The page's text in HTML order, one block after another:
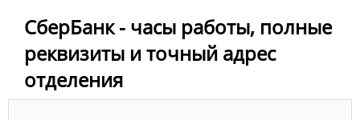
СберБанк - часы работы, полные
реквизиты и точный адрес
отделения